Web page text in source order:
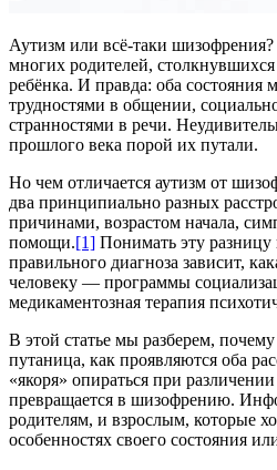
Аутизм или всё-таки
многих родителей,
ребёнка. И правда: оба состояния
трудностями в общении,
странностями в речи.
прошлого века порой их путали.
Но чем отличается аутизм от
два принципиально разных
причинами, возрастом начала,
помощи.[1] Понимать эту
правильного диагноза зависит,
человеку — программы
медикаментозная терапия
В этой статье мы разберем,
путаница, как проявляются оба
«якоря» опираться при
превращается в шизофрению.
родителям, и взрослым, которые
особенностях своего состояния